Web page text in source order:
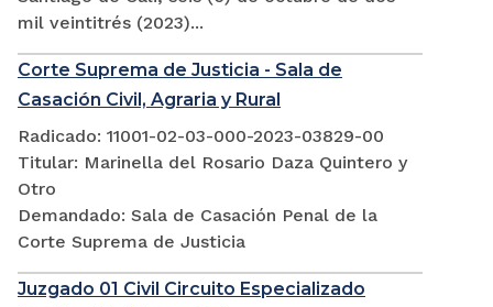
mil veintitrés (2023)...
Corte Suprema de Justicia - Sala de
Casación Civil, Agraria y Rural
Radicado: 11001-02-03-000-2023-03829-00
Titular: Marinella del Rosario Daza Quintero y
Otro
Demandado: Sala de Casación Penal de la
Corte Suprema de Justicia
Juzgado 01 Civil Circuito Especializado